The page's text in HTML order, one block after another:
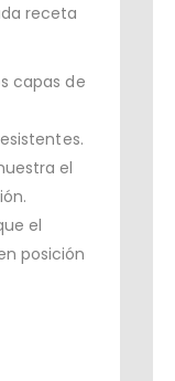
receta
capas de
el
el
posición